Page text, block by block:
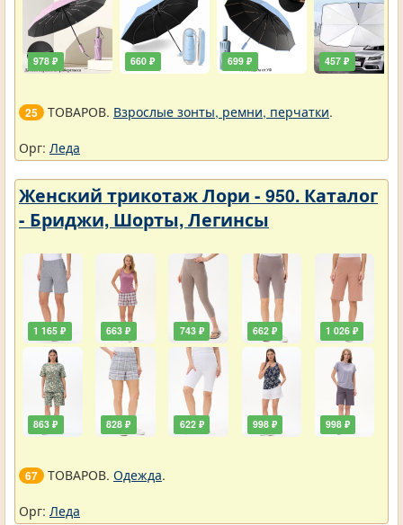
978 ₽ 660 ₽ 699 ₽ 457 ₽
25 ТОВАРОВ. Взрослые зонты, ремни, перчатки.
Орг: Леда
Женский трикотаж Лори - 950. Каталог
- Бриджи, Шорты, Легинсы
1 165 ₽
863 ₽
663 ₽
828 ₽
743 ₽
622 ₽
662 ₽
998 ₽
1 026 ₽
998 ₽
67 ТОВАРОВ. Одежда.
Орг: Леда